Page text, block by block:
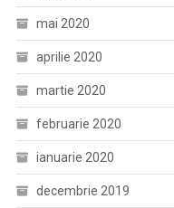
mai 2020
aprilie 2020
martie 2020
februarie 2020
ianuarie 2020
decembrie 2019